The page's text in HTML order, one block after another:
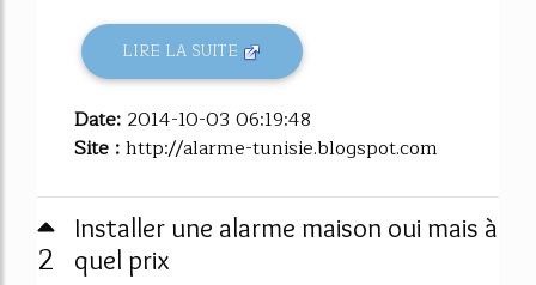
LIRE LA SUITE
Date: 2014-10-03 06:19:48
Site :http://alarme-tunisie.blogspot.com
2
Installer une alarme maison oui mais à
quel prix